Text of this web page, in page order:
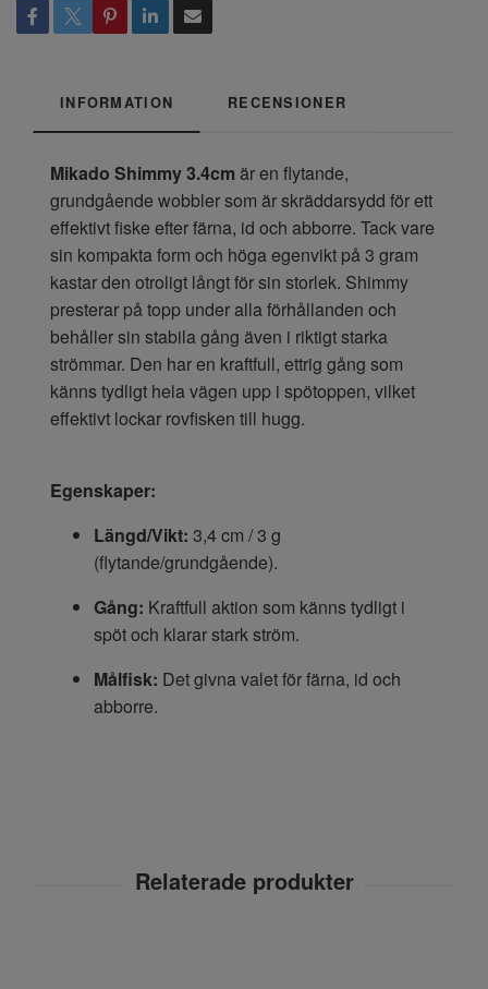
INFORMATION RECENSIONER
Mikado Shimmy 3.4cm är en flytande,
grundgående wobbler som är skräddarsydd för ett
effektivt fiske efter färna, id och abborre. Tack vare
sin kompakta form och höga egenvikt på 3 gram
kastar den otroligt långt för sin storlek. Shimmy
presterar på topp under alla förhållanden och
behåller sin stabila gång även i riktigt starka
strömmar. Den har en kraftfull, ettrig gång som
känns tydligt hela vägen upp i spötoppen, vilket
effektivt lockar rovfisken till hugg.
Egenskaper:
Längd/Vikt: 3,4 cm / 3 g
(flytande/grundgående).
Gång: Kraftfull aktion som känns tydligt i
spöt och klarar stark ström.
Målfisk: Det givna valet för färna, id och
abborre.